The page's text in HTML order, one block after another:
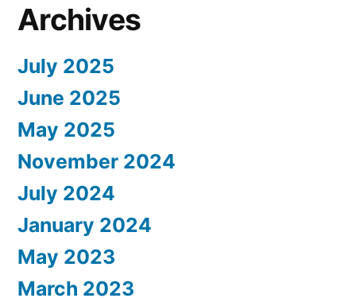
Archives
July 2025
June 2025
May 2025
November 2024
July 2024
January 2024
May 2023
March 2023